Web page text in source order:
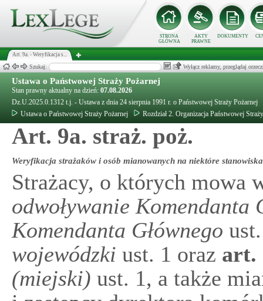
STRONA
GŁÓWNA
AKTY
PRAWNE
DOKUMENTY
Art. 9a. - Weryfikacja s...
Szukaj: Wyłącz reklamy, przeglądaj
Ustawa o Państwowej Straży Pożarnej
Stan prawny aktualny na dzień: 07.08.2026
Dz.U.2025.0.1312 t.j. - Ustawa z dnia 24 sierpnia 1991 r. o Państwowej Straży Pożarnej
Ustawa o Państwowej Straży Pożarnej
Rozdział 2. Organizacja Państwowej
Art. 9a. straż. poż.
Weryfikacja strażaków i osób mianowanych na niektóre stanowiska
Strażacy, o których mowa
odwoływanie Komendanta
Komendanta Głównego
wojewódzki ust. 1 oraz art.
(miejski) ust. 1, a także